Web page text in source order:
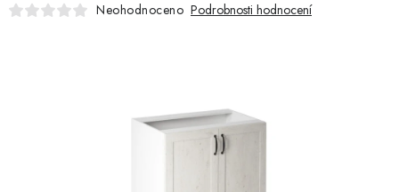
Neohodnoceno Podrobnosti hodnocení